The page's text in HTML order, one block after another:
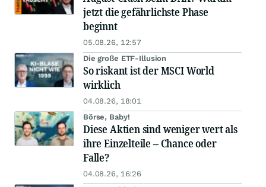
jetzt die gefährlichste Phase
beginnt
05.08.26, 12:57
Die große ETF-Illusion
So riskant ist der MSCI World
wirklich
04.08.26, 18:01
Börse, Baby!
Diese Aktien sind weniger wert als
ihre Einzelteile – Chance oder
Falle?
04.08.26, 16:26